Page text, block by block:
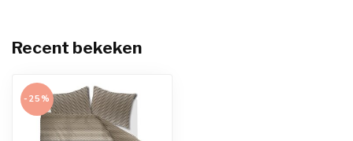
Recent bekeken
-25%